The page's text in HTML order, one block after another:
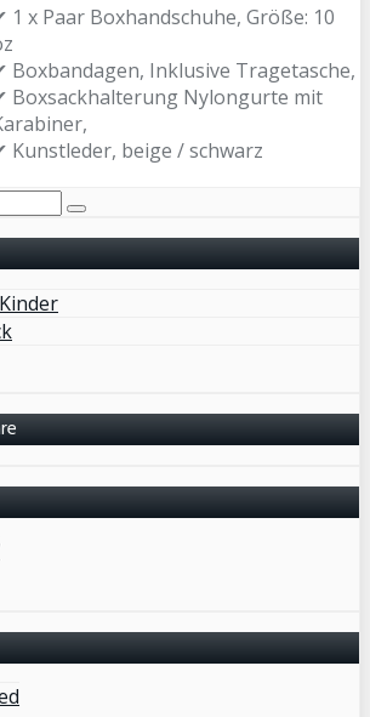
1 x Paar Boxhandschuhe, Größe: 10
Boxbandagen, Inklusive Tragetasche,
Boxsackhalterung Nylongurte mit
Kunstleder, beige / schwarz